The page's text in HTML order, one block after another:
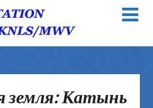
земля: Катынь